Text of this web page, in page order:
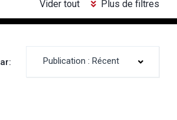
Vider tout Plus de filtres
Publication : Récent